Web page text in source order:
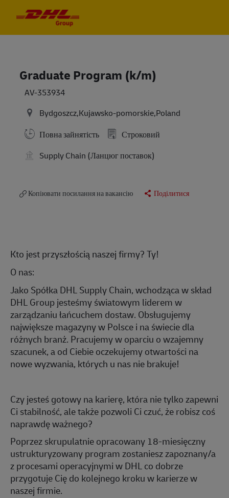
Graduate Program (k/m)
AV-353934
Bydgoszcz,Kujawsko-pomorskie,Poland
Повна зайнятість
Строковий
Supply Chain (Ланцюг поставок)
Копіювати посилання на вакансію Поділитися
Kto jest przyszłością naszej firmy? Ty!
O nas:
Jako Spółka DHL Supply Chain, wchodząca w skład
DHLGroupjesteśmy światowym liderem w
zarządzaniu łańcuchem dostaw. Obsługujemy
największe magazyny w Polsce i na świecie dla
różnych branż. Pracujemy w oparciu o wzajemny
szacunek, a od Ciebie oczekujemy otwartości na
nowe wyzwania, których u nas nie brakuje!
Czy jesteś gotowy na karierę, która nie tylko zapewni
Ci stabilność, ale także pozwoli Ci czuć, że robisz coś
naprawdę ważnego?
Poprzez skrupulatnie opracowany 18-miesięczny
ustrukturyzowany program zostaniesz zapoznany/a
z procesami operacyjnymi w DHL co dobrze
przygotuje Cię do kolejnego kroku w karierze w
naszej firmie.